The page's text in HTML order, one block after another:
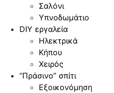
Σαλόνι
Υπνοδωμάτιο
DIY εργαλεία
Ηλεκτρικά
Κήπου
Χειρός
“Πράσινο” σπίτι
Εξοικονόμηση